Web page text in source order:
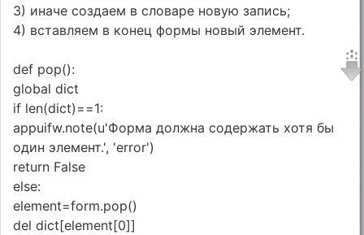
3) иначе создаем в словаре новую запись;
4) вставляем в конец формы новый элемент.
def pop():
global dict
if len(dict)==1:
appuifw.note(u'Форма должна содержать хотя бы
один элемент.', 'error')
return False
else:
element=form.pop()
del dict[element[0]]